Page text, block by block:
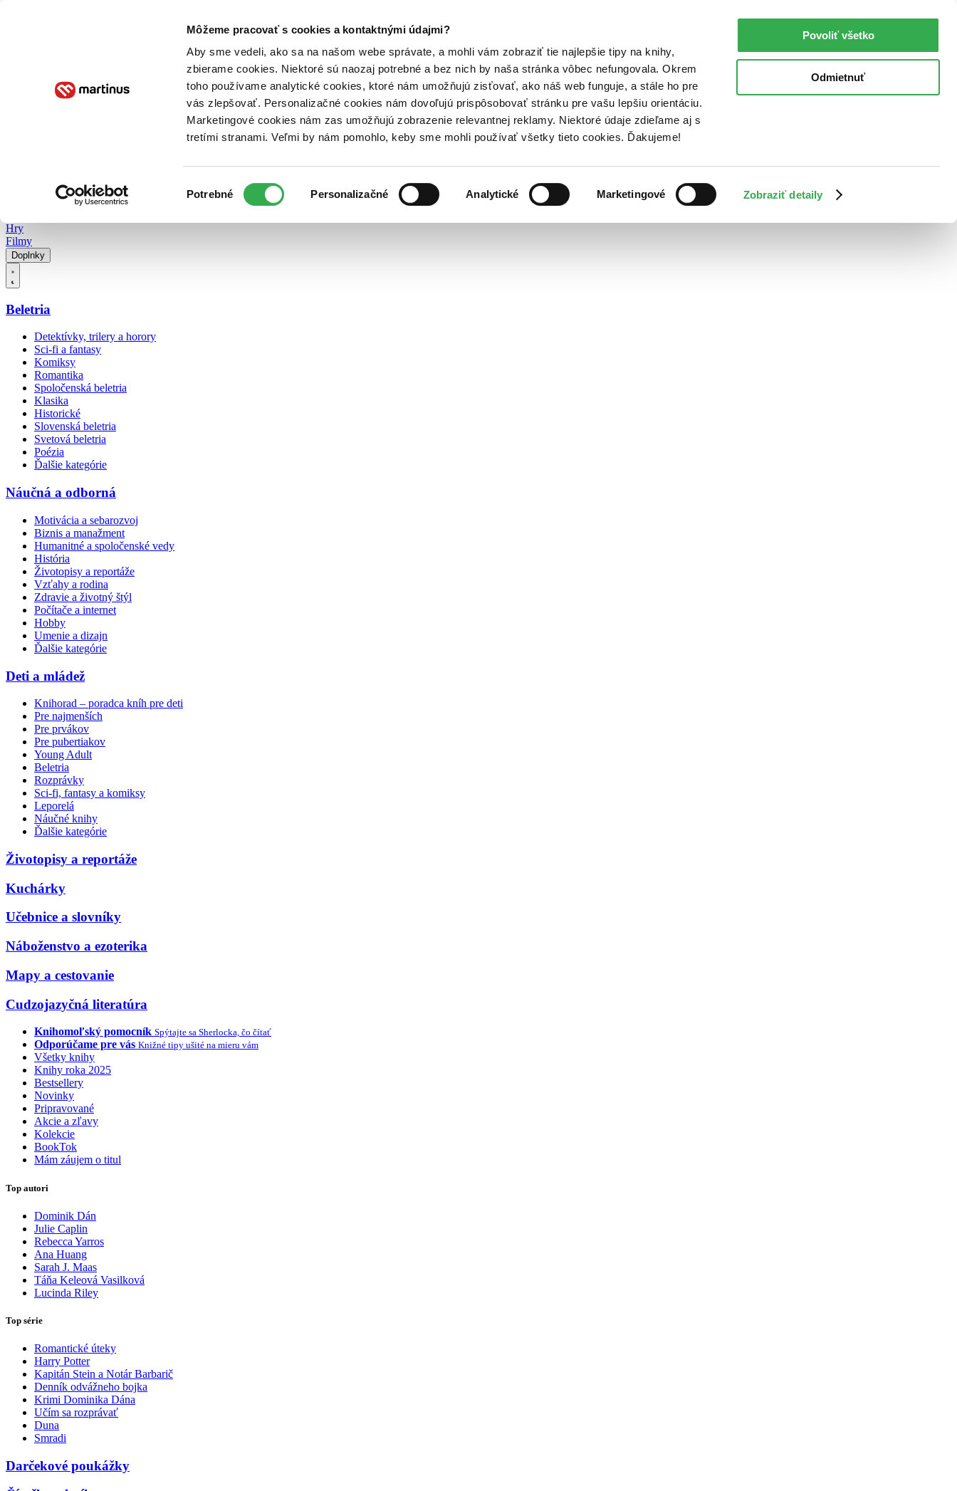
Môžeme pracovať s cookies a kontaktnými údajmi?
Aby sme vedeli, ako sa na našom webe správate, a mohli vám zobraziť tie najlepšie tipy na knihy,
zbierame cookies. Niektoré sú naozaj potrebné a bez nich by naša stránka vôbec nefungovala. Okrem
toho používame analytické cookies, ktoré nám umožňujú zisťovať, ako náš web funguje, a stále ho pre
vás zlepšovať. Personalizačné cookies nám dovoľujú prispôsobovať stránku pre vašu lepšiu orientáciu.
Marketingové cookies nám zas umožňujú zobrazenie relevantnej reklamy. Niektoré údaje zdieľame aj s
tretími stranami. Veľmi by nám pomohlo, keby sme mohli používať všetky tieto cookies. Ďakujeme!
súhlasu
Potrebné Personalizačné Analytické Marketingové Zobraziť detaily
Povoliť všetko
Odmietnuť
Poukážky Kontakt
Hry
Filmy
Doplnky
Beletria
Detektívky, trilery a horory
Sci-fi a fantasy
Komiksy
Romantika
Spoločenská beletria
Klasika
Historické
Slovenská beletria
Svetová beletria
Poézia
Ďalšie kategórie
Náučná a odborná
Motivácia a sebarozvoj
Biznis a manažment
Humanitné a spoločenské vedy
História
Životopisy a reportáže
Vzťahy a rodina
Zdravie a životný štýl
Počítače a internet
Hobby
Umenie a dizajn
Ďalšie kategórie
Deti a mládež
Knihorad – poradca kníh pre deti
Pre najmenších
Pre prvákov
Pre pubertiakov
Young Adult
Beletria
Rozprávky
Sci-fi, fantasy a komiksy
Leporelá
Náučné knihy
Ďalšie kategórie
Životopisy a reportáže
Kuchárky
Učebnice a slovníky
Náboženstvo a ezoterika
Mapy a cestovanie
Cudzojazyčná literatúra
Knihomoľský pomocník Spýtajte sa Sherlocka, čo čítať
Odporúčame pre vás Knižné tipy ušité na mieru vám
Všetky knihy
Knihy roka 2025
Bestsellery
Novinky
Pripravované
Akcie a zľavy
Kolekcie
BookTok
Mám záujem o titul
Top autori
Dominik Dán
Julie Caplin
Rebecca Yarros
Ana Huang
Sarah J. Maas
Táňa Keleová Vasilková
Lucinda Riley
Top série
Romantické úteky
Harry Potter
Kapitán Stein a Notár Barbarič
Denník odvážneho bojka
Krimi Dominika Dána
Učím sa rozprávať
Duna
Smradi
Darčekové poukážky